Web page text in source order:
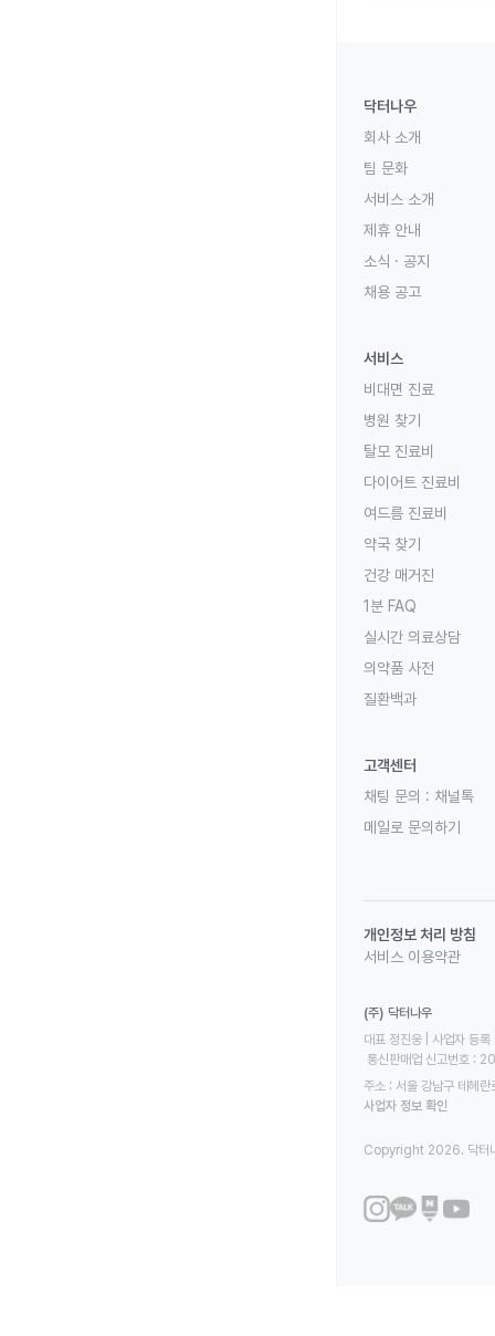
닥터나우
회사 소개
팀 문화
서비스 소개
제휴 안내
소식 · 공지
채용 공고
서비스
비대면 진료
병원 찾기
탈모 진료비
다이어트 진료비
여드름 진료비
약국 찾기
건강 매거진
1분 FAQ
실시간 의료상담
의약품 사전
질환백과
고객센터
채팅 문의 : 채널톡
메일로 문의하기
개인정보 처리 방침
서비스 이용약관
(주) 닥터나우
대표 정진웅 | 사업자
통신판매업 신고번호
주소 : 서울 강남구 테헤
사업자 정보 확인
Copyright 2026. 닥터